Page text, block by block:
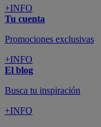
+INFO
Tu cuenta
Promociones exclusivas
+INFO
El blog
Busca tu inspiración
+INFO